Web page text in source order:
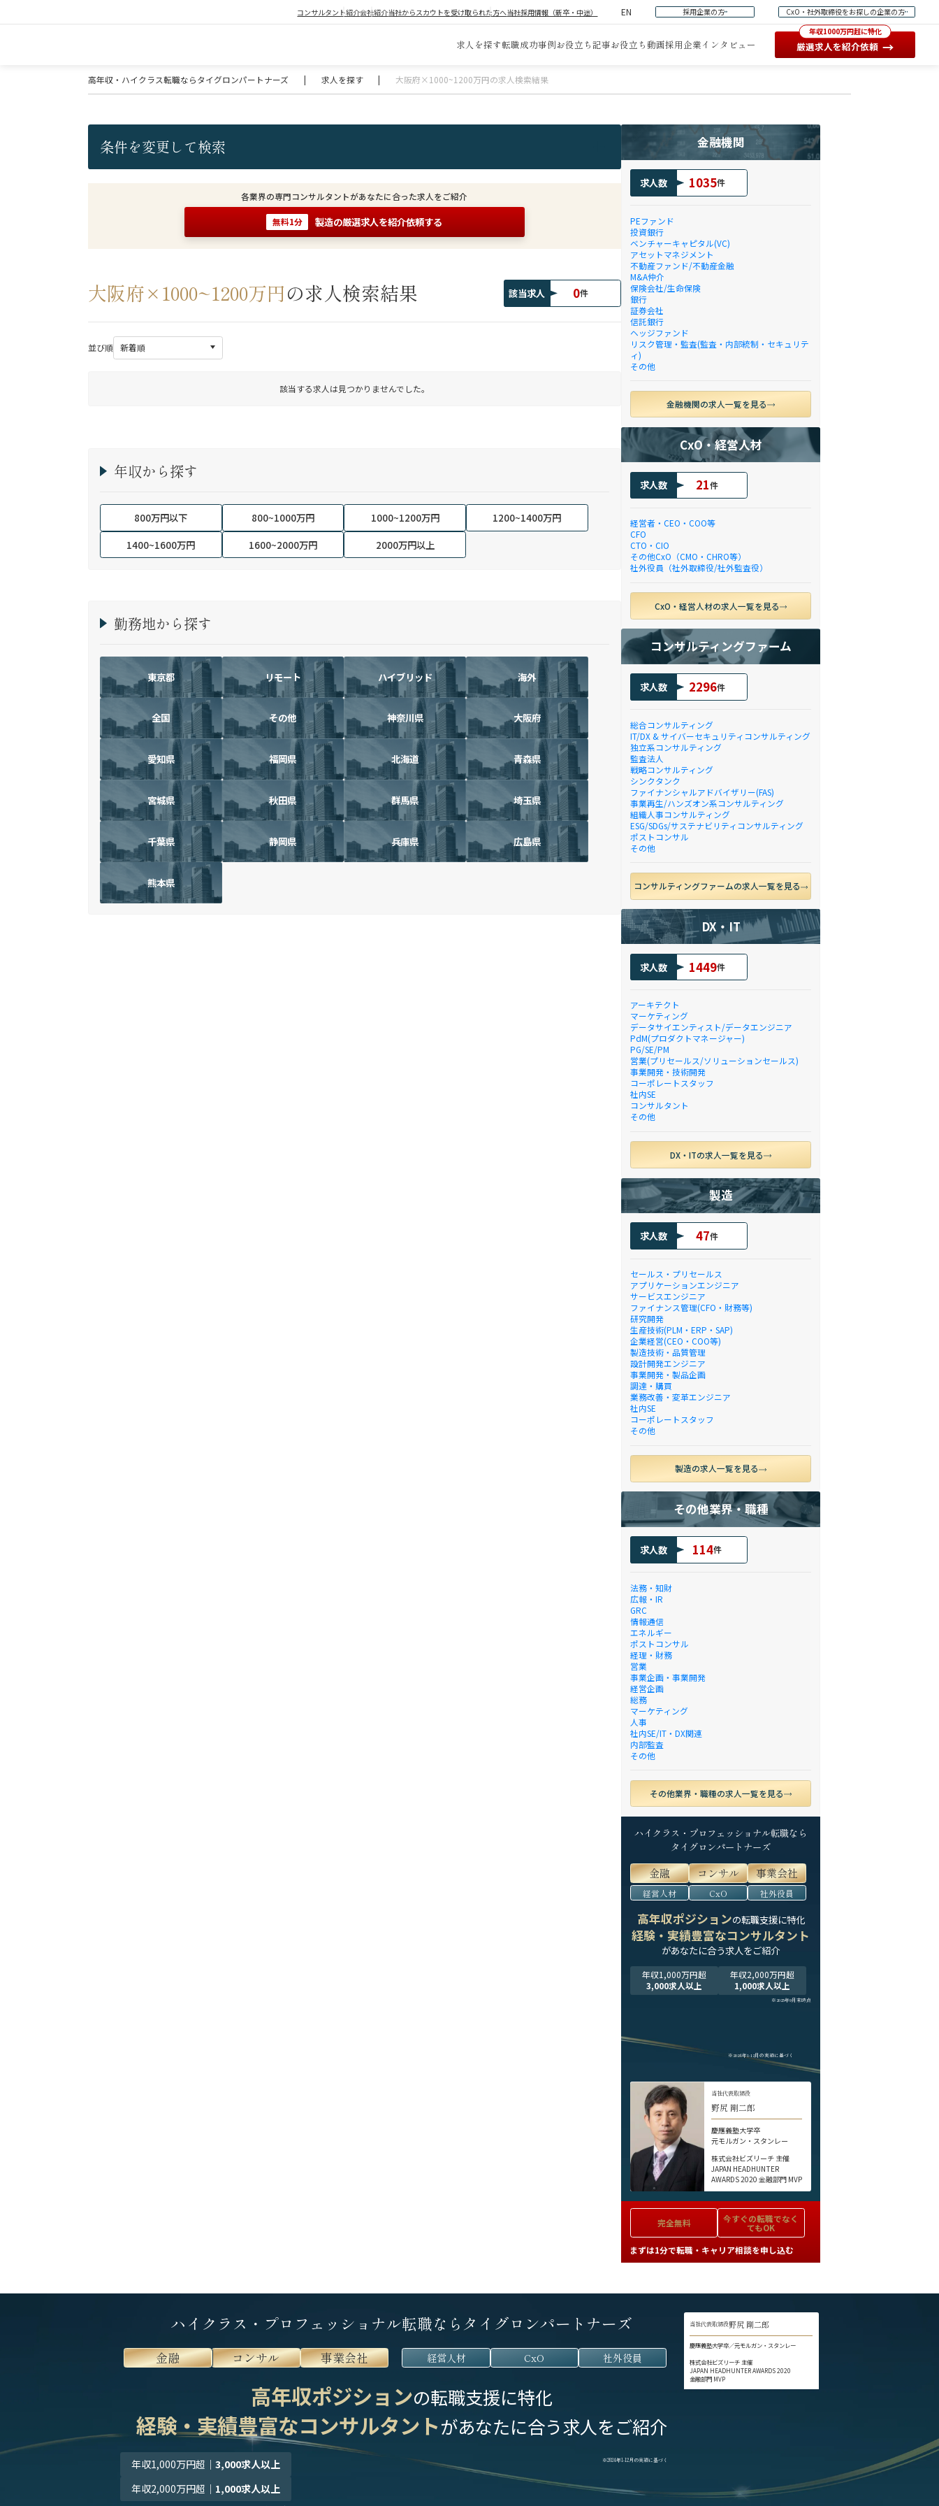
コンサルタント紹介会社紹介当社からスカウトを受け取られた方へ当社採用情報（新卒・中途） EN 採用企業の方 CxO・社外取締役をお探しの企業の方
求人を探す転職成功事例お役立ち記事お役立ち動画採用企業インタビュー
年収1000万円超に特化
厳選求人を紹介依頼 →
高年収・ハイクラス転職ならタイグロンパートナーズ | 求人を探す | 大阪府×1000~1200万円の求人検索結果
条件を変更して検索
各業界の専門コンサルタントがあなたに合った求人をご紹介
無料1分 製造の厳選求人を紹介依頼する
大阪府×1000~1200万円の求人検索結果 該当求人 0件
並び順
該当する求人は見つかりませんでした。
年収から探す
800万円以下 800~1000万円 1000~1200万円
1200~1400万円
1400~1600万円
1600~2000万円 2000万円以上
勤務地から探す
東京都 リモート ハイブリッド 海外
全国 その他 神奈川県 大阪府
愛知県 福岡県 北海道 青森県
宮城県 秋田県 群馬県 埼玉県
千葉県 静岡県 兵庫県 広島県
熊本県
金融機関
求人数 1035件
PEファンド
投資銀行
ベンチャーキャピタル(VC)
アセットマネジメント
不動産ファンド/不動産金融
M&A仲介
保険会社/生命保険
銀行
証券会社
信託銀行
ヘッジファンド
リスク管理・監査(監査・内部統制・セキュリテ
ィ)
その他
金融機関の求人一覧を見る
CxO・経営人材
求人数 21件
経営者・CEO・COO等
CFO
CTO・CIO
その他CxO（CMO・CHRO等）
社外役員（社外取締役/社外監査役）
CxO・経営人材の求人一覧を見る
コンサルティングファーム
求人数 2296件
総合コンサルティング
IT/DX & サイバーセキュリティコンサルティング
独立系コンサルティング
監査法人
戦略コンサルティング
シンクタンク
ファイナンシャルアドバイザリー(FAS)
事業再生/ハンズオン系コンサルティング
組織人事コンサルティング
ESG/SDGs/サステナビリティコンサルティング
ポストコンサル
その他
コンサルティングファームの求人一覧を見る
DX・IT
求人数 1449件
アーキテクト
マーケティング
データサイエンティスト/データエンジニア
PdM(プロダクトマネージャー)
PG/SE/PM
営業(プリセールス/ソリューションセールス)
事業開発・技術開発
コーポレートスタッフ
社内SE
コンサルタント
その他
DX・ITの求人一覧を見る
製造
求人数 47件
セールス・プリセールス
アプリケーションエンジニア
サービスエンジニア
ファイナンス管理(CFO・財務等)
研究開発
生産技術(PLM・ERP・SAP)
企業経営(CEO・COO等)
製造技術・品質管理
設計開発エンジニア
事業開発・製品企画
調達・購買
業務改善・変革エンジニア
社内SE
コーポレートスタッフ
その他
製造の求人一覧を見る
その他業界・職種
求人数 114件
法務・知財
広報・IR
GRC
情報通信
エネルギー
ポストコンサル
経理・財務
営業
事業企画・事業開発
経営企画
総務
マーケティング
人事
社内SE/IT・DX関連
内部監査
その他
その他業界・職種の求人一覧を見る
ハイクラス・プロフェッショナル転職なら
タイグロンパートナーズ
金融 コンサル 事業会社
経営人材 CxO 社外役員
高年収ポジションの転職支援に特化
経験・実績豊富なコンサルタント
があなたに合う求人をご紹介
年収1,000万円超
3,000求人以上
年収2,000万円超
1,000求人以上
※2025年9月末時点
※2024年1-12月の実績に基づく
当社代表取締役
野尻 剛二郎
慶應義塾大学卒
元モルガン・スタンレー
株式会社ビズリーチ 主催
JAPAN HEADHUNTER
AWARDS 2020 金融部門 MVP
完全無料 今すぐの転職でなく
てもOK
まずは1分で転職・キャリア相談を申し込む
ハイクラス・プロフェッショナル転職ならタイグロンパートナーズ
金融 コンサル 事業会社 経営人材 CxO 社外役員
高年収ポジションの転職支援に特化
経験・実績豊富なコンサルタントがあなたに合う求人をご紹介
年収1,000万円超 ｜3,000求人以上
年収2,000万円超 ｜ 1,000求人以上
※2024年1-12月の実績に基づく
当社代表取締役野尻 剛二郎
慶應義塾大学卒／元モルガン・スタンレー
株式会社ビズリーチ 主催
JAPAN HEADHUNTER AWARDS 2020
金融部門 MVP